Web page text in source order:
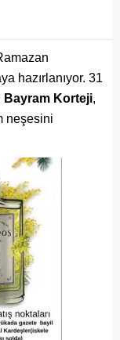
hazırlanıyor. 31
Bayram Korteji,
neşesini